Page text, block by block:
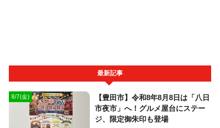
最新記事
8/7(金)
【豊田市】令和8年8月8日は「八日
市夜市」へ！グルメ屋台にステー
ジ、限定御朱印も登場